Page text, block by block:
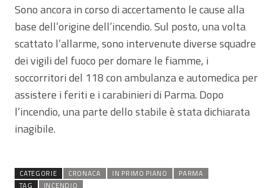
Sono ancora in corso di accertamento le cause alla
base dell’origine dell’incendio. Sul posto, una volta
scattato l’allarme, sono intervenute diverse squadre
dei vigili del fuoco per domare le fiamme, i
soccorritori del 118 con ambulanza e automedica per
assistere i feriti e i carabinieri di Parma. Dopo
l’incendio, una parte dello stabile è stata dichiarata
inagibile.
CATEGORIE CRONACA IN PRIMO PIANO
PARMA
TAG
INCENDIO